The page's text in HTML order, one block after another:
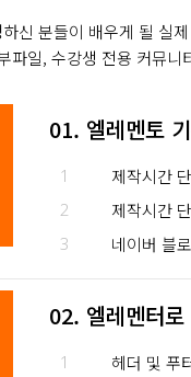
신 분들이 배우게 될 실
파일, 수강생 전용 커뮤
01. 엘레멘토
1 제작시간
2 제작시간
3 네이버 블
02. 엘레멘터
1 헤더 및 푸